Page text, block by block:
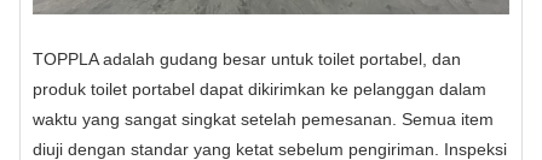
TOPPLA adalah gudang besar untuk toilet portabel, dan
produk toilet portabel dapat dikirimkan ke pelanggan dalam
waktu yang sangat singkat setelah pemesanan. Semua item
diuji dengan standar yang ketat sebelum pengiriman. Inspeksi